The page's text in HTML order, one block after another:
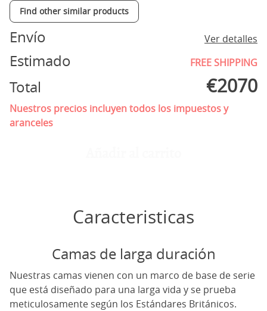
Find other similar products
Envío Ver detalles
Estimado FREE SHIPPING
Total €2070
Nuestros precios incluyen todos los impuestos y
aranceles
Caracteristicas
Camas de larga duración
Nuestras camas vienen con un marco de base de serie
que está diseñado para una larga vida y se prueba
meticulosamente según los Estándares Británicos.